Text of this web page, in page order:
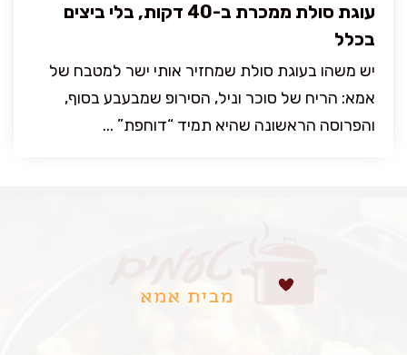
עוגת סולת ממכרת ב-40 דקות, בלי ביצים
בכלל
יש משהו בעוגת סולת שמחזיר אותי ישר למטבח של
אמא: הריח של סוכר וניל, הסירופ שמבעבע בסוף,
והפרוסה הראשונה שהיא תמיד “דוחפת” ...